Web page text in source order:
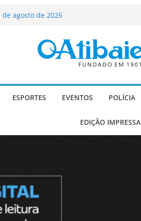
de Paulo
– Festa de Bom Jesus dos Perdões
de mosaico do Brasil
ESPORTES EVENTOS POLÍCIA
EDIÇÃO IMPRESSA